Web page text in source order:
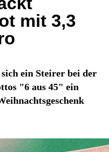
mit 3,3
ein Steirer bei der
"6 aus 45" ein